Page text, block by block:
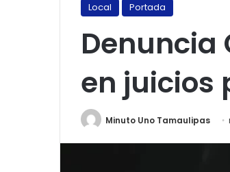
Local Portada
Denuncia
en juicios
Minuto Uno Tamaulipas